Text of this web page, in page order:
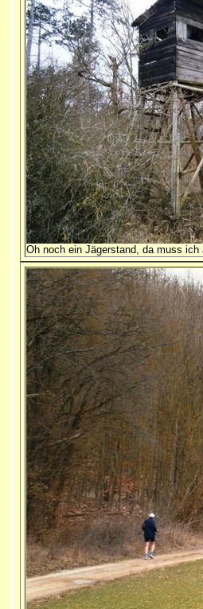
Oh noch ein Jägerstand, da muss